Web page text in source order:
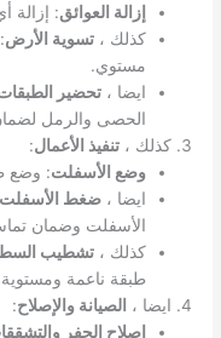
إزالة العوائق: إزالة
كذلك ، تسوية الأرض
مستوي.
ايضا ، تحضير
الحصى والرمل
كذلك ،تنفيذ الأعمال:
وضع الأسفلت: وضع
ايضا ، ضغط الأسفلت
الأسفلت وضمان
كذلك ، تشطيب
طبقة ناعمة
ايضا ، الصيانة والإصلاح:
إصلاح الحفر